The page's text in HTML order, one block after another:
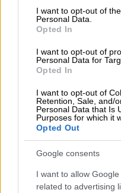
consent section.
I want to opt-out of
Personal Data.
Opted In
I want to opt-out of
Personal Data for
Opted In
I want to opt-out of
Retention, Sale, and/
Personal Data that Is
Purposes for which it
Opted Out
Google consents
I want to allow
related to advertising
Δημοκρατίας της
υπουργού
θέματα και τις
προσρήσεις του
Ελληνικής
αναφερόμενο στην
Περιβάλλοντος και
που εκδόθηκε στις
σχετικά με τον
Χωροταξικό
υπουργείο
ήθελε να